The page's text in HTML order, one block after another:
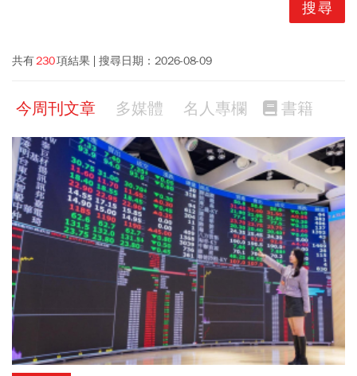
共有230項結果 搜尋日期： 2026-08-09
今周刊文章 多媒體 名人專欄 書籍